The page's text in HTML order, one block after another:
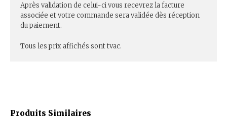
Produits Similaires
Après validation de celui-ci vous recevrez la facture
associée et votre commande sera validée dès réception
du paiement.
Tous les prix affichés sont tvac.